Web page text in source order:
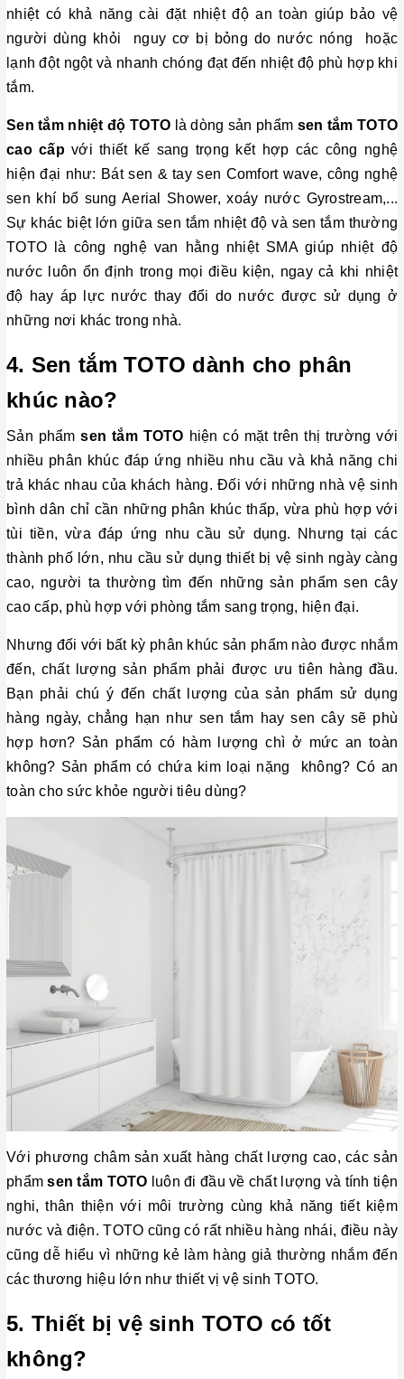
nhiệt có khả năng cài đặt nhiệt độ an toàn giúp bảo vệ
người dùng khỏi  nguy cơ bị bỏng do nước nóng  hoặc
lạnh đột ngột và nhanh chóng đạt đến nhiệt độ phù hợp khi
tắm.
Sen tắm nhiệt độ TOTO là dòng sản phẩm sen tắm TOTO
cao cấp với thiết kế sang trọng kết hợp các công nghệ
hiện đại như: Bát sen & tay sen Comfort wave, công nghệ
sen khí bổ sung Aerial Shower, xoáy nước Gyrostream,...
Sự khác biệt lớn giữa sen tắm nhiệt độ và sen tắm thường
TOTO là công nghệ van hằng nhiệt SMA giúp nhiệt độ
nước luôn ổn định trong mọi điều kiện, ngay cả khi nhiệt
độ hay áp lực nước thay đổi do nước được sử dụng ở
những nơi khác trong nhà.
4. Sen tắm TOTO dành cho phân
khúc nào?
Sản phẩmsen tắm TOTO hiện có mặt trên thị trường với
nhiều phân khúc đáp ứng nhiều nhu cầu và khả năng chi
trả khác nhau của khách hàng. Đối với những nhà vệ sinh
bình dân chỉ cần những phân khúc thấp, vừa phù hợp với
tùi tiền, vừa đáp ứng nhu cầu sử dụng. Nhưng tại các
thành phố lớn, nhu cầu sử dụng thiết bị vệ sinh ngày càng
cao, người ta thường tìm đến những sản phẩm sen cây
cao cấp, phù hợp với phòng tắm sang trọng, hiện đại.
Nhưng đối với bất kỳ phân khúc sản phẩm nào được nhắm
đến, chất lượng sản phẩm phải được ưu tiên hàng đầu.
Bạn phải chú ý đến chất lượng của sản phẩm sử dụng
hàng ngày, chẳng hạn như sen tắm hay sen cây sẽ phù
hợp hơn? Sản phẩm có hàm lượng chì ở mức an toàn
không? Sản phẩm có chứa kim loại nặng  không? Có an
toàn cho sức khỏe người tiêu dùng?
Với phương châm sản xuất hàng chất lượng cao, các sản
phẩm sen tắm TOTO luôn đi đầu về chất lượng và tính tiện
nghi, thân thiện với môi trường cùng khả năng tiết kiệm
nước và điện. TOTO cũng có rất nhiều hàng nhái, điều này
cũng dễ hiểu vì những kẻ làm hàng giả thường nhắm đến
các thương hiệu lớn như thiết vị vệ sinh TOTO.
5. Thiết bị vệ sinh TOTO có tốt
không?